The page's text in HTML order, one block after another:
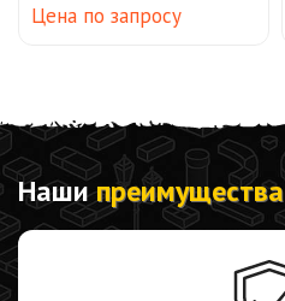
Цена по запросу
Нашипреимущества